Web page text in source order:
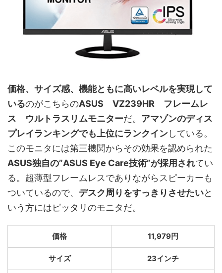
価格、サイズ感、機能ともに高いレベルを実現して
いるのがこちらのASUS VZ239HR フレームレ
ス ウルトラスリムモニターだ。 アマゾンのディス
プレイランキングでも上位にランクインしている。
このモニタには第三機関からその効果を認められた
ASUS独自の”ASUS Eye Care技術”が採用されてい
る。超薄型フレームレスでありながらスピーカーも
ついているので、 デスク周りをすっきりさせたいと
いう方にはピッタリのモニタだ。
価格 11,979円
サイズ 23インチ